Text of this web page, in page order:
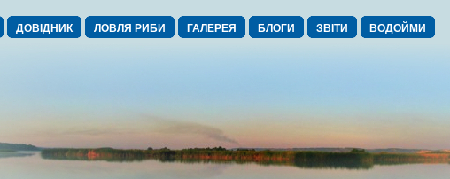
ДОВІДНИК ЛОВЛЯ РИБИ ГАЛЕРЕЯ БЛОГИ ЗВІТИ ВОДОЙМИ